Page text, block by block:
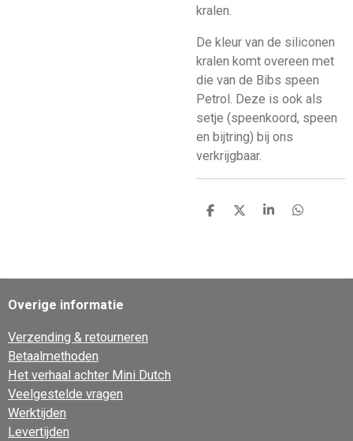
kralen.
De kleur van de siliconen
kralen komt overeen met
die van de Bibs speen
Petrol. Deze is ook als
setje (speenkoord, speen
en bijtring) bij ons
verkrijgbaar.
D
D
S
D
Overige informatie
Verzending & retourneren
Betaalmethoden
Het verhaal achter Mini Dutch
Veelgestelde vragen
Werktijden
Levertijden